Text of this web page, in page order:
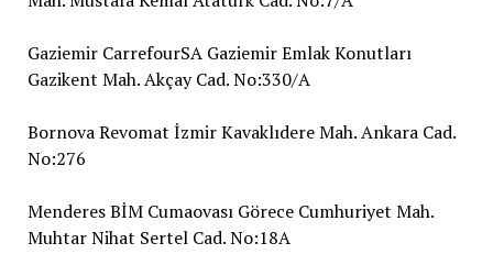
Gaziemir CarrefourSA Gaziemir Emlak Konutları
Gazikent Mah. Akçay Cad. No:330/A
Bornova Revomat İzmir Kavaklıdere Mah. Ankara Cad.
No:276
Menderes BİM Cumaovası Görece Cumhuriyet Mah.
Muhtar Nihat Sertel Cad. No:18A